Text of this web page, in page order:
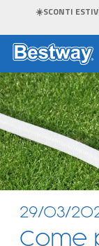
☀️SCONTI
29/03/
Come